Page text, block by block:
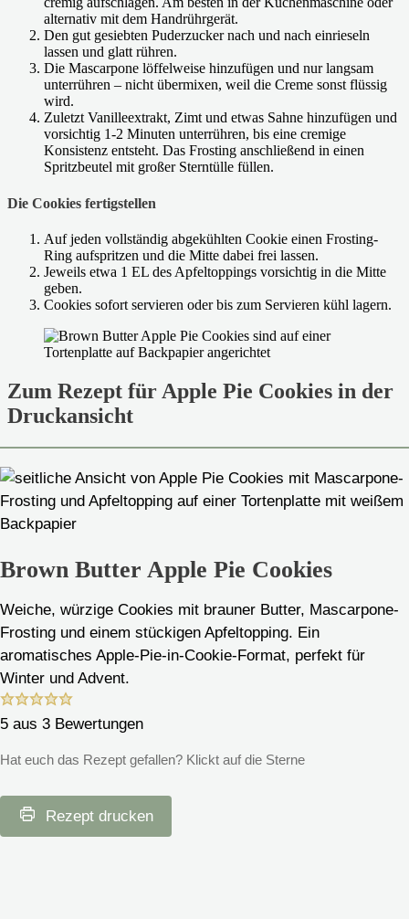
alternativ mit dem Handrührgerät.
Den gut gesiebten Puderzucker nach und nach einrieseln
lassen und glatt rühren.
Die Mascarpone löffelweise hinzufügen und nur langsam
unterrühren – nicht übermixen, weil die Creme sonst flüssig
wird.
Zuletzt Vanilleextrakt, Zimt und etwas Sahne hinzufügen und
vorsichtig 1-2 Minuten unterrühren, bis eine cremige
Konsistenz entsteht. Das Frosting anschließend in einen
Spritzbeutel mit großer Sterntülle füllen.
Die Cookies fertigstellen
Auf jeden vollständig abgekühlten Cookie einen Frosting-
Ring aufspritzen und die Mitte dabei frei lassen.
Jeweils etwa 1 EL des Apfeltoppings vorsichtig in die Mitte
geben.
Cookies sofort servieren oder bis zum Servieren kühl lagern.
Zum Rezept für Apple Pie Cookies in der
Druckansicht
Brown Butter Apple Pie Cookies
Weiche, würzige Cookies mit brauner Butter, Mascarpone-
Frosting und einem stückigen Apfeltopping. Ein
aromatisches Apple-Pie-in-Cookie-Format, perfekt für
Winter und Advent.
5 aus 3 Bewertungen
Hat euch das Rezept gefallen? Klickt auf die Sterne
Rezept drucken